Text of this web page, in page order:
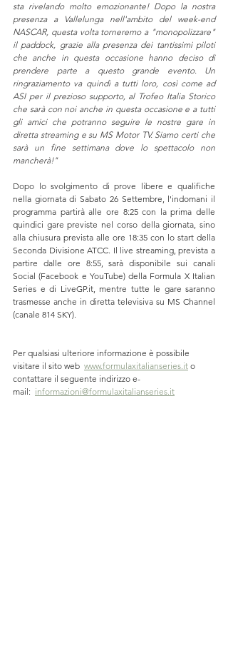
sta rivelando molto emozionante! Dopo la nostra
presenza a Vallelunga nell'ambito del week-end
NASCAR, questa volta torneremo a "monopolizzare"
il paddock, grazie alla presenza dei tantissimi piloti
che anche in questa occasione hanno deciso di
prendere parte a questo grande evento. Un
ringraziamento va quindi a tutti loro, così come ad
ASI per il prezioso supporto, al Trofeo Italia Storico
che sarà con noi anche in questa occasione e a tutti
gli amici che potranno seguire le nostre gare in
diretta streaming e su MS Motor TV. Siamo certi che
sarà un fine settimana dove lo spettacolo non
mancherà!"
Dopo lo svolgimento di prove libere e qualifiche
nella giornata di Sabato 26 Settembre, l'indomani il
programma partirà alle ore 8:25 con la prima delle
quindici gare previste nel corso della giornata, sino
alla chiusura prevista alle ore 18:35 con lo start della
Seconda Divisione ATCC. Il live streaming, prevista a
partire dalle ore 8:55, sarà disponibile sui canali
Social (Facebook e YouTube) della Formula X Italian
Series e di LiveGP.it, mentre tutte le gare saranno
trasmesse anche in diretta televisiva su MS Channel
(canale 814 SKY).
Per qualsiasi ulteriore informazione è possibile
visitare il sito web www.formulaxitalianseries.it o
contattare il seguente indirizzo e-
mail: informazioni@formulaxitalianseries.it